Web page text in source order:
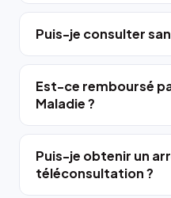
Puis-je consulter
Est-ce remboursé
Maladie ?
Puis-je obtenir un
téléconsultation ?